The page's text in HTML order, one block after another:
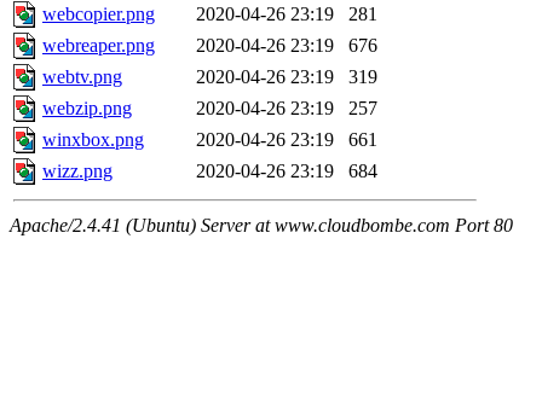
webcopier.png
2020-04-26 23:19
281
webreaper.png
2020-04-26 23:19
676
webtv.png
2020-04-26 23:19
319
webzip.png
2020-04-26 23:19
257
winxbox.png
2020-04-26 23:19
661
wizz.png
2020-04-26 23:19 684
Apache/2.4.41 (Ubuntu) Server at www.cloudbombe.com Port 80